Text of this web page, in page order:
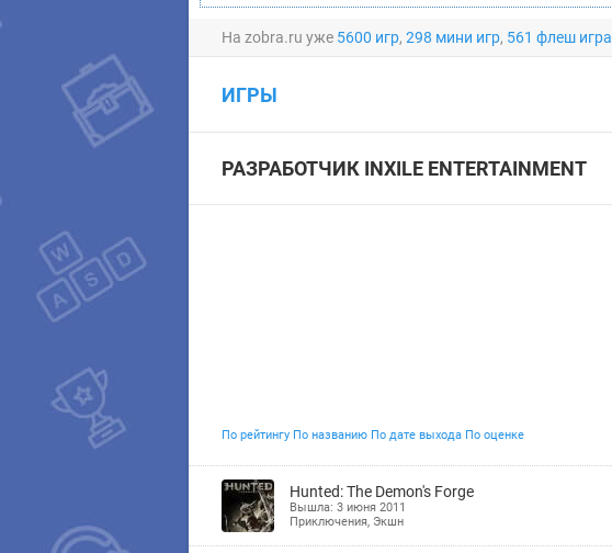
На zobra.ru уже 5600 игр, 298 мини игр, 561 флеш игра
ИГРЫ
РАЗРАБОТЧИК INXILE ENTERTAINMENT
По рейтингу По названию По дате выхода По оценке
Hunted: The Demon's Forge
Вышла: 3 июня 2011
Приключения, Экшн